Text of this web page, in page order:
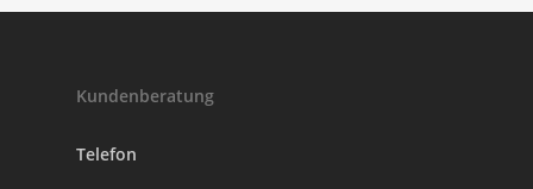
Kundenberatung
Telefon